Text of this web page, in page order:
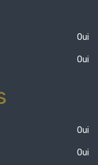
Oui
Oui
Oui
Oui